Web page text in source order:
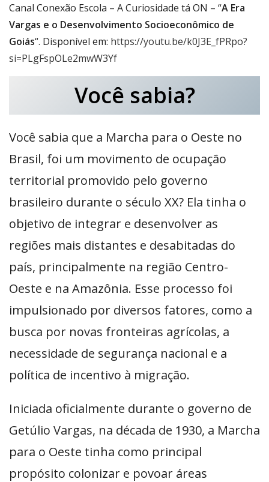
Canal Conexão Escola – A Curiosidade tá ON – “A Era
Vargas e o Desenvolvimento Socioeconômico de
Goiás“. Disponível em: https://youtu.be/k0J3E_fPRpo?
si=PLgFspOLe2mwW3Yf
Você sabia?
Você sabia que a Marcha para o Oeste no
Brasil, foi um movimento de ocupação
territorial promovido pelo governo
brasileiro durante o século XX? Ela tinha o
objetivo de integrar e desenvolver as
regiões mais distantes e desabitadas do
país, principalmente na região Centro-
Oeste e na Amazônia. Esse processo foi
impulsionado por diversos fatores, como a
busca por novas fronteiras agrícolas, a
necessidade de segurança nacional e a
política de incentivo à migração.
Iniciada oficialmente durante o governo de
Getúlio Vargas, na década de 1930, a Marcha
para o Oeste tinha como principal
propósito colonizar e povoar áreas